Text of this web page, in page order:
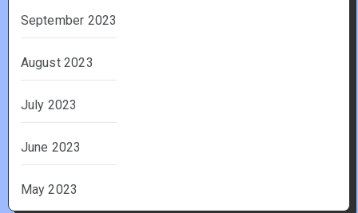
September 2023
August 2023
July 2023
June 2023
May 2023